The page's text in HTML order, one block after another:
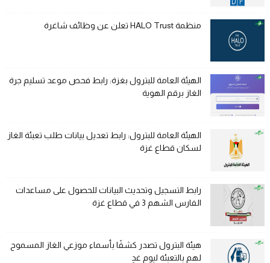
منظمة HALO Trust تعلن عن وظائف شاغرة
الهيئة العامة للبترول بغزة: رابط فحص موعد تسليم جرة
الغاز برقم الهوية
الهيئة العامة للبترول: رابط تعديل بيانات طلب تعبئة الغاز
لسكان قطاع غزة
رابط التسجيل وتحديث البيانات للحصول على مساعدات
الفارس الشهم 3 في قطاع غزة
هيئة البترول تصدر كشفًا بأسماء موزعي الغاز المسموح
لهم بالتعبئة ليوم غدٍ